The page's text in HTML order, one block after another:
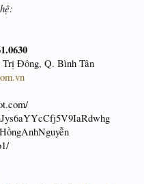
Đông, Q. Bình Tân